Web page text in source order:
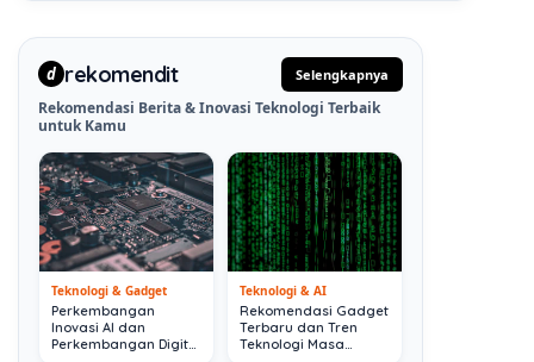
d rekomendit Selengkapnya
Rekomendasi Berita & Inovasi Teknologi Terbaik
untuk Kamu
Teknologi & Gadget
Perkembangan
Inovasi AI dan
Perkembangan Digital
Teknologi & AI
Rekomendasi Gadget
Terbaru dan Tren
Teknologi Masa